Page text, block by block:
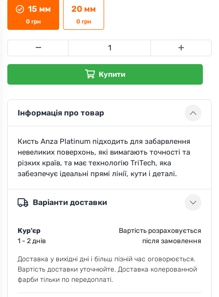
15 мм
0 грн
20 мм
0 грн
Купити
Інформація про товар
Кисть Anza Platinum підходить для забарвлення
невеликих поверхонь, які вимагають точності та
різких країв, та має технологію TriTech, яка
забезпечує ідеальні прямі лінії, кути і деталі.
Варіанти доставки
Кур'єр
1 - 2 днів
Вартість розраховується
після замовлення
Доставка у вихідні дні і більш пізній час оговорюється.
Вартість доставки уточнюйте. Доставка колерованной
фарби тільки по передоплаті.